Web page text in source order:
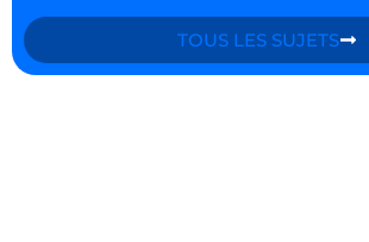
TOUS LES SUJETS